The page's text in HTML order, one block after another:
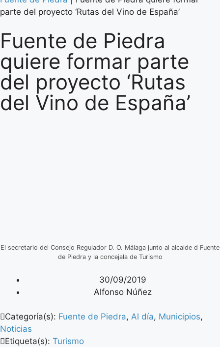
parte del proyecto ‘Rutas del Vino de España’
Fuente de Piedra
quiere formar parte
del proyecto ‘Rutas
del Vino de España’
El secretario del Consejo Regulador D. O. Málaga junto al alcalde d Fuente
de Piedra y la concejala de Turismo
30/09/2019
Alfonso Núñez
Categoría(s): Fuente de Piedra, Al día, Municipios,
Noticias
Etiqueta(s): Turismo